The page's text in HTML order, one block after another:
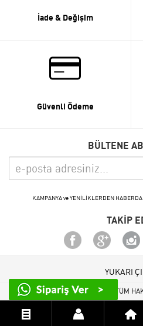
İade & Değişim
Güvenli Ödeme
BÜLTENE
KAMPANYA ve YENİLİKLERDEN
TAKİP
YUKARI
© 2015 - 2026 TÜM